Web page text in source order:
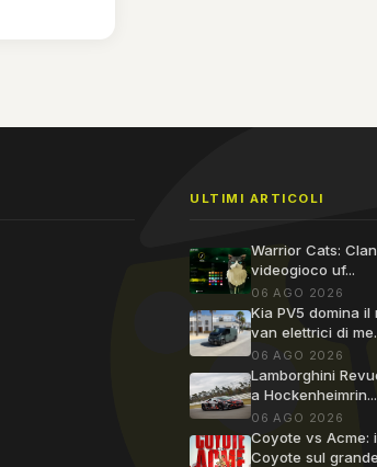
ULTIMI ARTICOLI
Warrior Cats:
videogioco uf...
06 AGO 2026
Kia PV5 domina
van elettrici di
06 AGO 2026
Lamborghini
a Hockenheimrin...
06 AGO 2026
Coyote vs Acme:
Coyote sul